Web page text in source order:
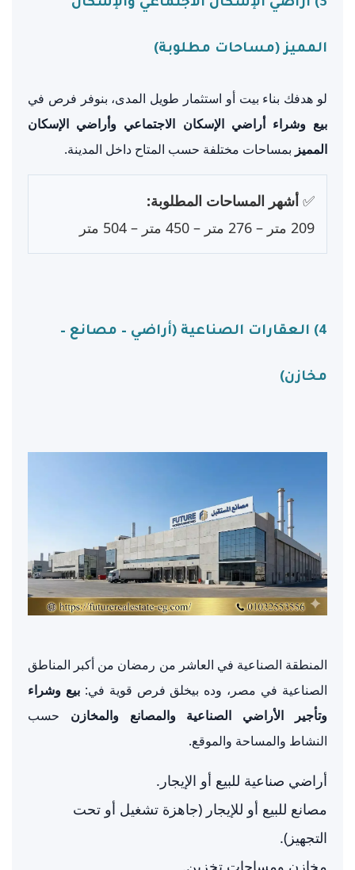
3) أراضي الإسكان الاجتماعي والإسكان
المميز (مساحات مطلوبة)
لو هدفك بناء بيت أو استثمار طويل المدى، بنوفر فرص في
بيع وشراء أراضي الإسكان الاجتماعي وأراضي الإسكان
المميز بمساحات مختلفة حسب المتاح داخل المدينة.
✅ أشهر المساحات المطلوبة:
209 متر – 276 متر – 450 متر – 504 متر
4) العقارات الصناعية (أراضي – مصانع –
مخازن)
المنطقة الصناعية في العاشر من رمضان من أكبر المناطق
الصناعية في مصر، وده بيخلق فرص قوية في:بيع وشراء
وتأجير الأراضي الصناعية والمصانع والمخازن حسب
النشاط والمساحة والموقع.
أراضي صناعية للبيع أو الإيجار.
مصانع للبيع أو للإيجار (جاهزة تشغيل أو تحت
التجهيز).
مخازن ومساحات تخزين.